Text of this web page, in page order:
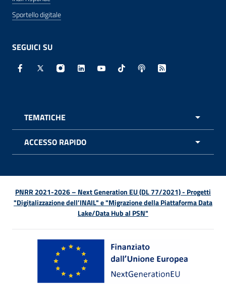
Sportello digitale
SEGUICI SU
Facebook - Sito esterno - Apertura in nuova finestra
X - Sito esterno - Apertura in nuova finestra
Instagram - Sito esterno - Apertura in
Linkedin - Sito esterno - Apertura in
Youtube - Sito esterno -
TikTok - Sito esterno -
Spreaker - Sito
Feed RSS -
TEMATICHE
ACCESSO RAPIDO
PNRR 2021-2026 – Next Generation EU (DL 77/2021) - Progetti
"Digitalizzazione dell’INAIL" e "Migrazione della Piattaforma Data
Lake/Data Hub al PSN"